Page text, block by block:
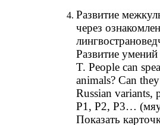
Развитие
через
Развитие
T. People can
animals? Can
Russian variants,
P1, P2, P3…
Показать